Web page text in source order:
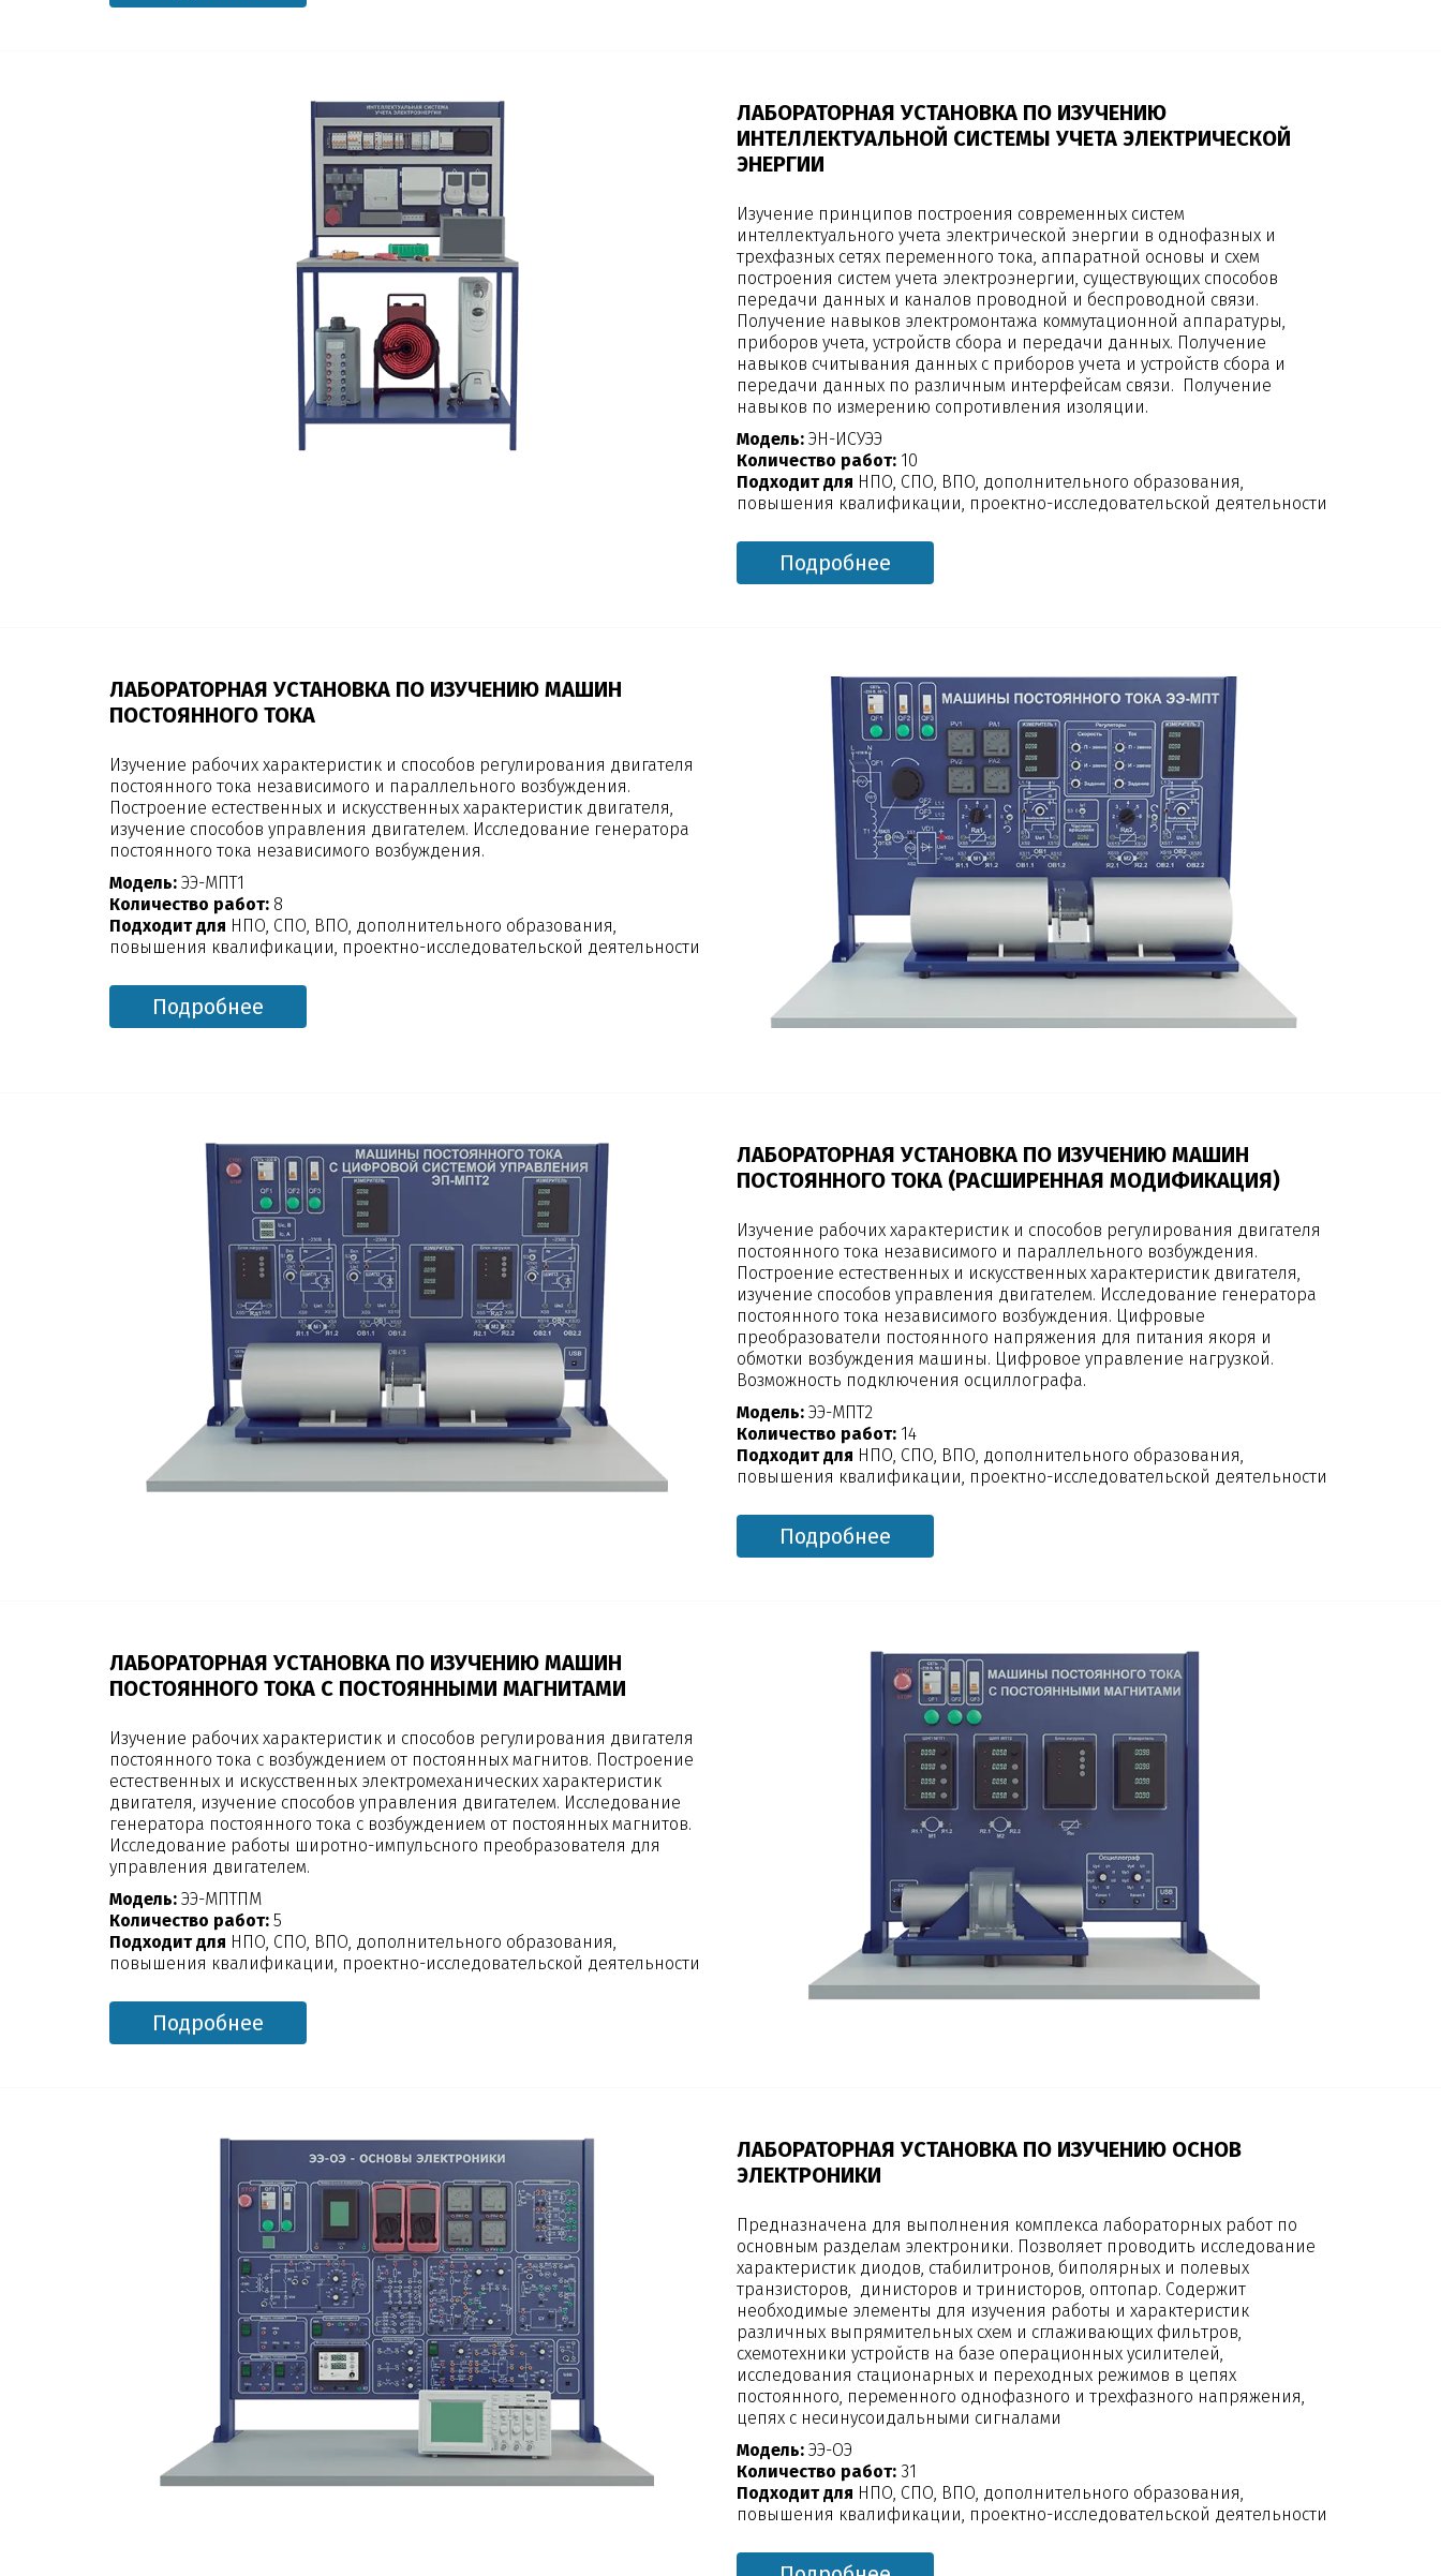
ЛАБОРАТОРНАЯ УСТАНОВКА ПО ИЗУЧЕНИЮ
ИНТЕЛЛЕКТУАЛЬНОЙ СИСТЕМЫ УЧЕТА ЭЛЕКТРИЧЕСКОЙ
ЭНЕРГИИ
Изучение принципов построения современных систем
интеллектуального учета электрической энергии в однофазных и
трехфазных сетях переменного тока, аппаратной основы и схем
построения систем учета электроэнергии, существующих способов
передачи данных и каналов проводной и беспроводной связи.
Получение навыков электромонтажа коммутационной аппаратуры,
приборов учета, устройств сбора и передачи данных. Получение
навыков считывания данных с приборов учета и устройств сбора и
передачи данных по различным интерфейсам связи. Получение
навыков по измерению сопротивления изоляции.
Модель: ЭН-ИСУЭЭ
Количество работ: 10
Подходит для НПО, СПО, ВПО, дополнительного образования,
повышения квалификации, проектно-исследовательской деятельности
Подробнее
ЛАБОРАТОРНАЯ УСТАНОВКА ПО ИЗУЧЕНИЮ МАШИН
ПОСТОЯННОГО ТОКА
Изучение рабочих характеристик и способов регулирования двигателя
постоянного тока независимого и параллельного возбуждения.
Построение естественных и искусственных характеристик двигателя,
изучение способов управления двигателем. Исследование генератора
постоянного тока независимого возбуждения.
Модель: ЭЭ-МПТ1
Количество работ: 8
Подходит для НПО, СПО, ВПО, дополнительного образования,
повышения квалификации, проектно-исследовательской деятельности
Подробнее
ЛАБОРАТОРНАЯ УСТАНОВКА ПО ИЗУЧЕНИЮ МАШИН
ПОСТОЯННОГО ТОКА (РАСШИРЕННАЯ МОДИФИКАЦИЯ)
Изучение рабочих характеристик и способов регулирования двигателя
постоянного тока независимого и параллельного возбуждения.
Построение естественных и искусственных характеристик двигателя,
изучение способов управления двигателем. Исследование генератора
постоянного тока независимого возбуждения. Цифровые
преобразователи постоянного напряжения для питания якоря и
обмотки возбуждения машины. Цифровое управление нагрузкой.
Возможность подключения осциллографа.
Модель: ЭЭ-МПТ2
Количество работ: 14
Подходит для НПО, СПО, ВПО, дополнительного образования,
повышения квалификации, проектно-исследовательской деятельности
Подробнее
ЛАБОРАТОРНАЯ УСТАНОВКА ПО ИЗУЧЕНИЮ МАШИН
ПОСТОЯННОГО ТОКА С ПОСТОЯННЫМИ МАГНИТАМИ
Изучение рабочих характеристик и способов регулирования двигателя
постоянного тока с возбуждением от постоянных магнитов. Построение
естественных и искусственных электромеханических характеристик
двигателя, изучение способов управления двигателем. Исследование
генератора постоянного тока с возбуждением от постоянных магнитов.
Исследование работы широтно-импульсного преобразователя для
управления двигателем.
Модель: ЭЭ-МПТПМ
Количество работ: 5
Подходит для НПО, СПО, ВПО, дополнительного образования,
повышения квалификации, проектно-исследовательской деятельности
Подробнее
ЛАБОРАТОРНАЯ УСТАНОВКА ПО ИЗУЧЕНИЮ ОСНОВ
ЭЛЕКТРОНИКИ
Предназначена для выполнения комплекса лабораторных работ по
основным разделам электроники. Позволяет проводить исследование
характеристик диодов, стабилитронов, биполярных и полевых
транзисторов, динисторов и тринисторов, оптопар. Содержит
необходимые элементы для изучения работы и характеристик
различных выпрямительных схем и сглаживающих фильтров,
схемотехники устройств на базе операционных усилителей,
исследования стационарных и переходных режимов в цепях
постоянного, переменного однофазного и трехфазного напряжения,
цепях с несинусоидальными сигналами
Модель: ЭЭ-ОЭ
Количество работ: 31
Подходит для НПО, СПО, ВПО, дополнительного образования,
повышения квалификации, проектно-исследовательской деятельности